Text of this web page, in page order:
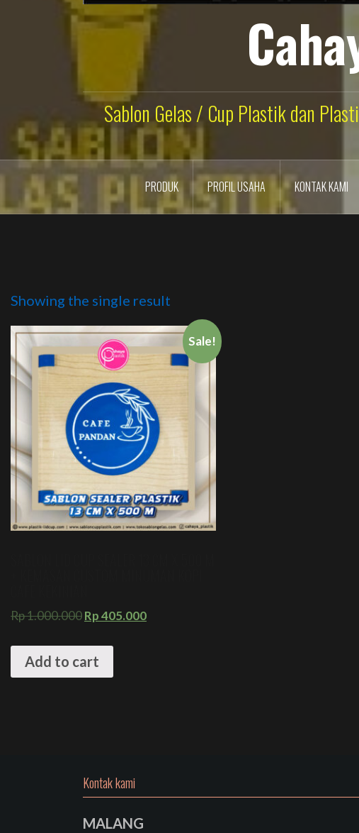
Sablon Gelas / Cup Plastik dan
PRODUK PROFIL USAHA KONTAK KAMI
Showing the single result
Sale!
Rp1.000.000Rp405.000
Add to cart
Kontak kami
MALANG